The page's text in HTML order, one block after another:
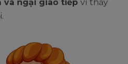
và ngại giao tiếp vì thấy